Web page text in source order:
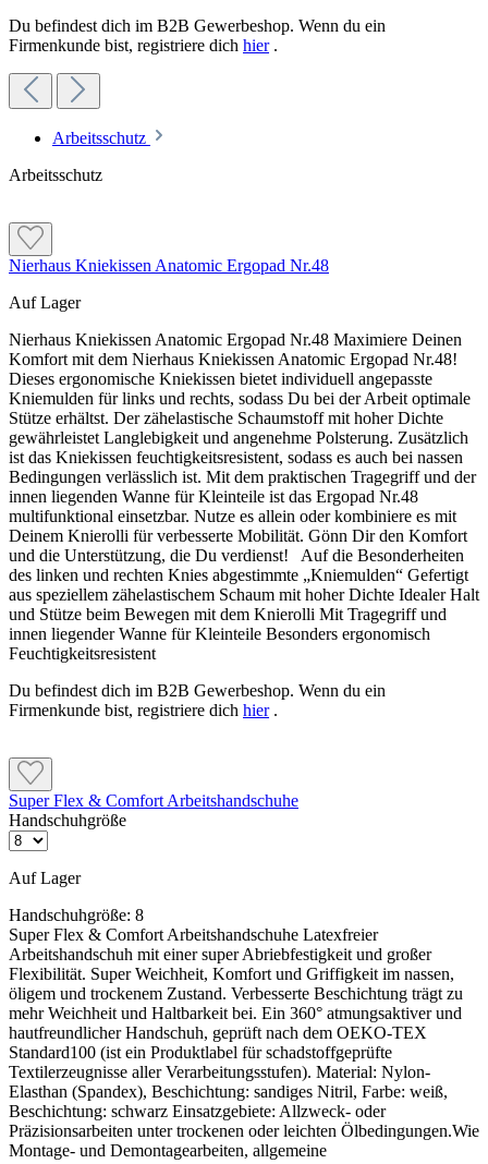
Du befindest dich im B2B Gewerbeshop. Wenn du ein
Firmenkunde bist, registriere dich hier.
Arbeitsschutz
Arbeitsschutz
Nierhaus Kniekissen Anatomic Ergopad Nr.48
Auf Lager
Nierhaus Kniekissen Anatomic Ergopad Nr.48 Maximiere Deinen
Komfort mit dem Nierhaus Kniekissen Anatomic Ergopad Nr.48!
Dieses ergonomische Kniekissen bietet individuell angepasste
Kniemulden für links und rechts, sodass Du bei der Arbeit optimale
Stütze erhältst. Der zähelastische Schaumstoff mit hoher Dichte
gewährleistet Langlebigkeit und angenehme Polsterung. Zusätzlich
ist das Kniekissen feuchtigkeitsresistent, sodass es auch bei nassen
Bedingungen verlässlich ist. Mit dem praktischen Tragegriff und der
innen liegenden Wanne für Kleinteile ist das Ergopad Nr.48
multifunktional einsetzbar. Nutze es allein oder kombiniere es mit
Deinem Knierolli für verbesserte Mobilität. Gönn Dir den Komfort
und die Unterstützung, die Du verdienst! Auf die Besonderheiten
des linken und rechten Knies abgestimmte „Kniemulden“ Gefertigt
aus speziellem zähelastischem Schaum mit hoher Dichte Idealer Halt
und Stütze beim Bewegen mit dem Knierolli Mit Tragegriff und
innen liegender Wanne für Kleinteile Besonders ergonomisch
Feuchtigkeitsresistent
Du befindest dich im B2B Gewerbeshop. Wenn du ein
Firmenkunde bist, registriere dich hier.
Super Flex & Comfort Arbeitshandschuhe
Handschuhgröße
Auf Lager
Handschuhgröße: 8
Super Flex & Comfort Arbeitshandschuhe Latexfreier
Arbeitshandschuh mit einer super Abriebfestigkeit und großer
Flexibilität. Super Weichheit, Komfort und Griffigkeit im nassen,
öligem und trockenem Zustand. Verbesserte Beschichtung trägt zu
mehr Weichheit und Haltbarkeit bei. Ein 360° atmungsaktiver und
hautfreundlicher Handschuh, geprüft nach dem OEKO-TEX
Standard100 (ist ein Produktlabel für schadstoffgeprüfte
Textilerzeugnisse aller Verarbeitungsstufen). Material: Nylon-
Elasthan (Spandex), Beschichtung: sandiges Nitril, Farbe: weiß,
Beschichtung: schwarz Einsatzgebiete: Allzweck- oder
Präzisionsarbeiten unter trockenen oder leichten Ölbedingungen.Wie
Montage- und Demontagearbeiten, allgemeine